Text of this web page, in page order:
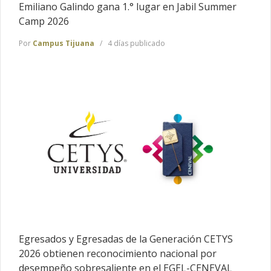
Emiliano Galindo gana 1.° lugar en Jabil Summer
Camp 2026
Por Campus Tijuana 4 días publicado
Egresados y Egresadas de la Generación CETYS
2026 obtienen reconocimiento nacional por
desempeño sobresaliente en el EGEL-CENEVAL